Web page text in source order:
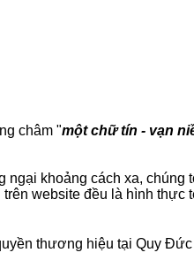
châm "một chữ tín - vạn
ngại khoảng cách xa,
website đều là hình thực
thương hiệu tại Quy